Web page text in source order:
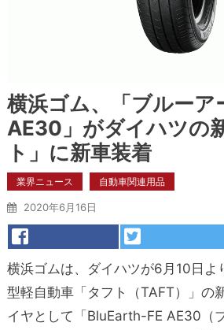
横浜ゴム、「ブルーア
AE30」がダイハツの
ト」に新車装着
業界ニュース 自動車関連用品
2020年6月16日
横浜ゴムは、ダイハツが6月10日よ
型軽自動車「タフト（TAFT）」の
イヤとして「BluEarth-FE AE30（